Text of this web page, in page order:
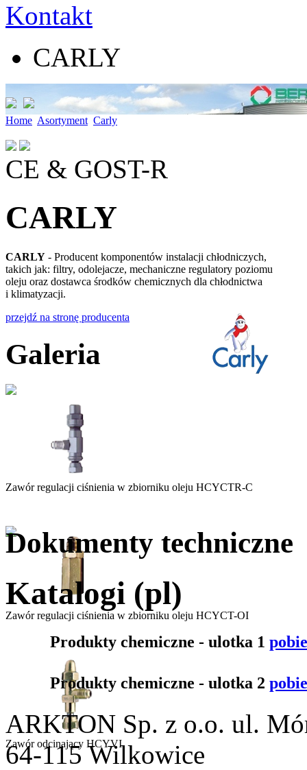
Kontakt
CARLY
Home Asortyment Carly
CE & GOST-R
CARLY
CARLY - Producent komponentów instalacji chłodniczych,
takich jak: filtry, odolejacze, mechaniczne regulatory poziomu
oleju oraz dostawca środków chemicznych dla chłodnictwa
i klimatyzacji.
przejdź na stronę producenta
Galeria
Zawór regulacji ciśnienia w zbiorniku oleju HCYCTR-C
Zawór regulacji ciśnienia w zbiorniku oleju HCYCT-OI
Zawór odcinający HCYVI
Dokumenty techniczne
Katalogi (pl)
Produkty chemiczne - ulotka 1
Produkty chemiczne - ulotka 2
ARKTON Sp. z o.o. ul.
64-115 Wilkowice